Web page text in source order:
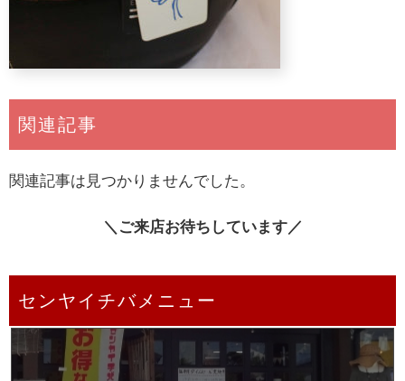
関連記事
関連記事は見つかりませんでした。
＼ご来店お待ちしています／
センヤイチバメニュー